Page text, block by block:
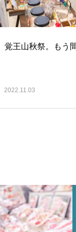
覚王山秋祭。もう
2022.11.03